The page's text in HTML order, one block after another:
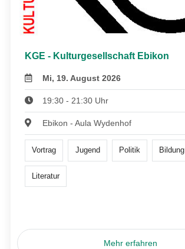
KGE - Kulturgesellschaft Ebikon
Mi, 19. August 2026
19:30 - 21:30 Uhr
Ebikon - Aula Wydenhof
Vortrag Jugend Politik Bildung
Literatur
Mehr erfahren